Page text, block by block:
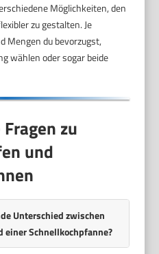
Möglichkeiten, den
zu gestalten. Je
Mengen du bevorzugst,
wählen oder sogar beide
zu
und
Unterschied zwischen
Schnellkochpfanne?